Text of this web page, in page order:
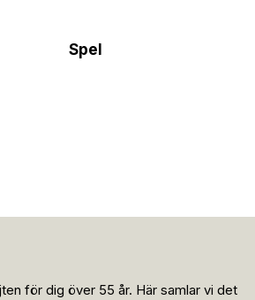
Spel
för dig över 55 år. Här samlar vi det